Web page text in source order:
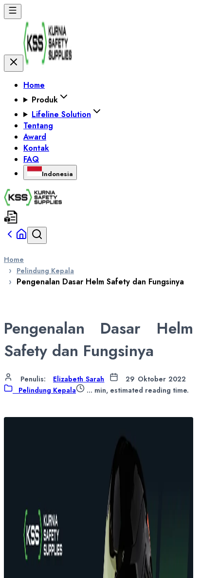
Home
Produk
Lifeline Solution
Tentang
Award
Kontak
FAQ
Indonesia
Home
Pelindung Kepala
Pengenalan Dasar Helm Safety dan Fungsinya
Pengenalan Dasar Helm
Safety dan Fungsinya
Penulis: Elizabeth Sarah
29 Oktober 2022
Pelindung Kepala
... min, estimated reading time.